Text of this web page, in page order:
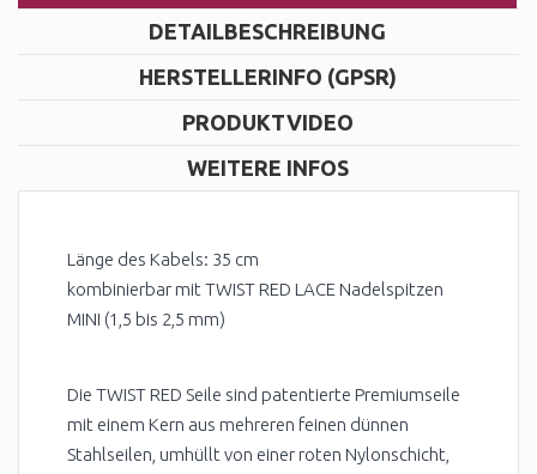
DETAILBESCHREIBUNG
HERSTELLERINFO (GPSR)
PRODUKTVIDEO
WEITERE INFOS
Länge des Kabels: 35 cm
kombinierbar mit TWIST RED LACE Nadelspitzen
MINI (1,5 bis 2,5 mm)
Die TWIST RED Seile sind patentierte Premiumseile
mit einem Kern aus mehreren feinen dünnen
Stahlseilen, umhüllt von einer roten Nylonschicht,